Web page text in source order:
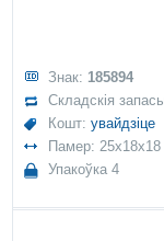
Знак: 185894
Складскія
Кошт:увайдзіце
Памер: 25x18x18
Упакоўка 4